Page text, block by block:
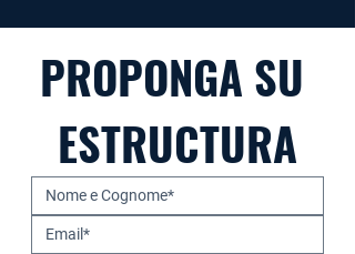
PROPONGA SU
ESTRUCTURA